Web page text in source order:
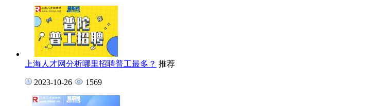
上海人才网分析哪里招聘普工最多？ 推荐
2023-10-26 1569